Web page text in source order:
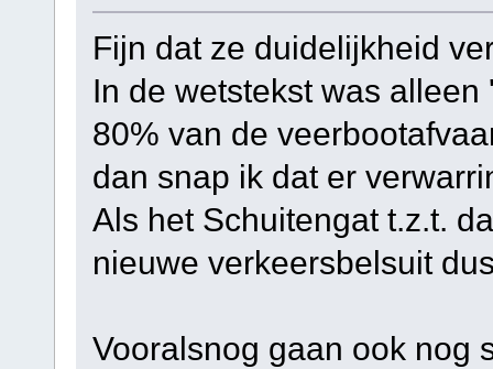
Fijn dat ze duidelijkheid
In de wetstekst was
80% van de
dan snap ik dat er
Als het Schuitengat t.z.t.
nieuwe verkeersbelsuit
Vooralsnog gaan ook nog